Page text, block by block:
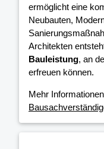
ermöglicht eine
Neubauten,
Architekten
Bauleistung, an
erfreuen können.
Mehr